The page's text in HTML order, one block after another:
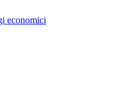
economici